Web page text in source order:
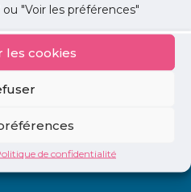
"Voir les préférences"
les cookies
de confidentialité